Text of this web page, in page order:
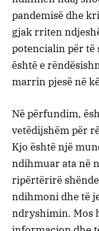
pandemisë dhe
gjak rriten
potencialin për të
është e
marrin pjesë në
Në përfundim,
vetëdijshëm për
Kjo është një
ndihmuar ata në
ripërtërirë
ndihmoni dhe të
ndryshimin. Mos